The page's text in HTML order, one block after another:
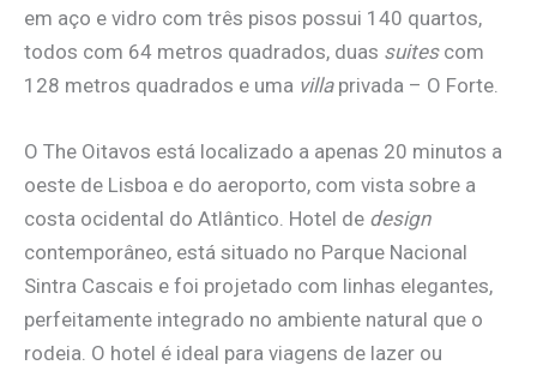
em aço e vidro com três pisos possui 140 quartos,
todos com 64 metros quadrados, duas suitescom
128 metros quadrados e uma villaprivada – O Forte.
O The Oitavos está localizado a apenas 20 minutos a
oeste de Lisboa e do aeroporto, com vista sobre a
costa ocidental do Atlântico. Hotel de design
contemporâneo, está situado no Parque Nacional
Sintra Cascais e foi projetado com linhas elegantes,
perfeitamente integrado no ambiente natural que o
rodeia. O hotel é ideal para viagens de lazer ou